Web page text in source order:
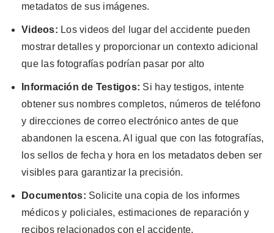
metadatos de sus imágenes.
Videos: Los videos del lugar del accidente pueden
mostrar detalles y proporcionar un contexto adicional
que las fotografías podrían pasar por alto
Información de Testigos: Si hay testigos, intente
obtener sus nombres completos, números de teléfono
y direcciones de correo electrónico antes de que
abandonen la escena. Al igual que con las fotografías,
los sellos de fecha y hora en los metadatos deben ser
visibles para garantizar la precisión.
Documentos: Solicite una copia de los informes
médicos y policiales, estimaciones de reparación y
recibos relacionados con el accidente.